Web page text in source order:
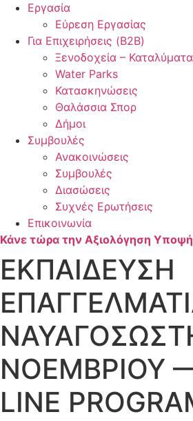
Εργασία
Εύρεση Εργασίας
Για Επιχειρήσεις (B2B)
Ξενοδοχεία – Καταλύματα
Water Parks
Κατασκηνώσεις
Θαλάσσια Σπορ
Δήμοι
Συμβουλές
Ανακοινώσεις
Συμβουλές
Διασώσεις
Συχνές Ερωτήσεις
Επικοινωνία
Κάνε τώρα την Αξιολόγηση
ΕΚΠΑΙΔΕΥΣΗ
ΝΟΕΜΒΡΙΟΥ
LINE